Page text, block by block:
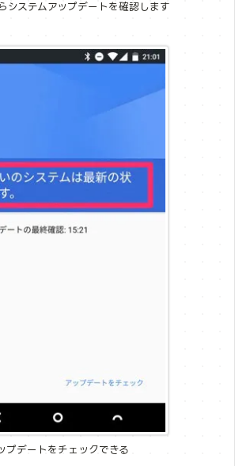
システムアップデートを確認します
プデートをチェックできる